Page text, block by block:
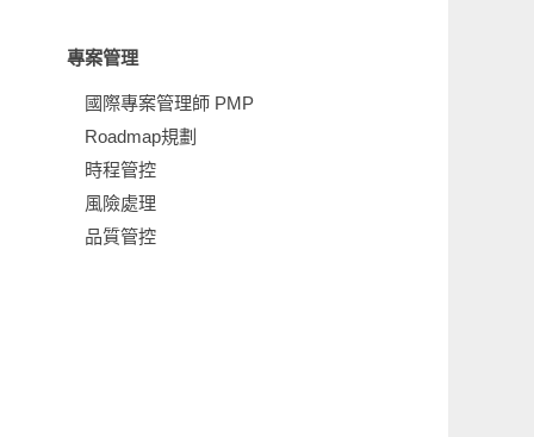
專案管理
國際專案管理師 PMP
Roadmap規劃
時程管控
風險處理
品質管控